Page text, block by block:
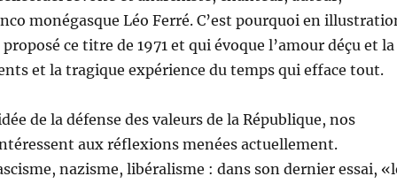
monégasque Léo Ferré. C’est pourquoi en
ce titre de 1971 et qui évoque l’amour déçu et la
et la tragique expérience du temps qui efface tout.
de la défense des valeurs de la République, nos
aux réflexions menées actuellement.
nazisme, libéralisme : dans son dernier essai,